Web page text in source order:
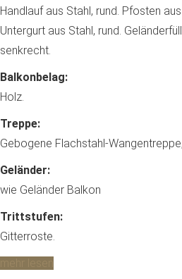
Handlauf aus Stahl, rund. Pfosten
Untergurt aus Stahl, rund.
senkrecht.
Balkonbelag:
Holz.
Treppe:
Gebogene Flachstahl-
Geländer:
wie Geländer Balkon
Trittstufen:
Gitterroste.